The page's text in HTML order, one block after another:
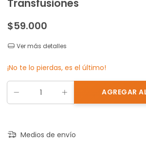
Transfusiones
$59.000
Ver más detalles
¡No te lo pierdas, es el último!
Medios de envío